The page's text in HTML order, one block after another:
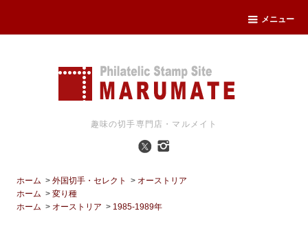
メニュー
趣味の切手専門店・マルメイト
ホーム >外国切手・セレクト > オーストリア
ホーム >変り種
ホーム > オーストリア > 1985-1989年